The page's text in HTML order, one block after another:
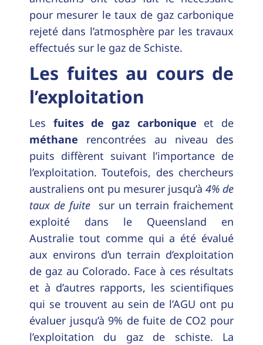
pour mesurer le taux de gaz carbonique
rejeté dans l’atmosphère par les travaux
effectués sur le gaz de Schiste.
Les fuites au cours de
l’exploitation
Les fuites de gaz carbonique et de
méthane rencontrées au niveau des
puits diffèrent suivant l’importance de
l’exploitation. Toutefois, des chercheurs
australiens ont pu mesurer jusqu’à 4% de
taux de fuite sur un terrain fraichement
exploité dans le Queensland en
Australie tout comme qui a été évalué
aux environs d’un terrain d’exploitation
de gaz au Colorado. Face à ces résultats
et à d’autres rapports, les scientifiques
qui se trouvent au sein de l’AGU ont pu
évaluer jusqu’à 9% de fuite de CO2 pour
l’exploitation du gaz de schiste. La